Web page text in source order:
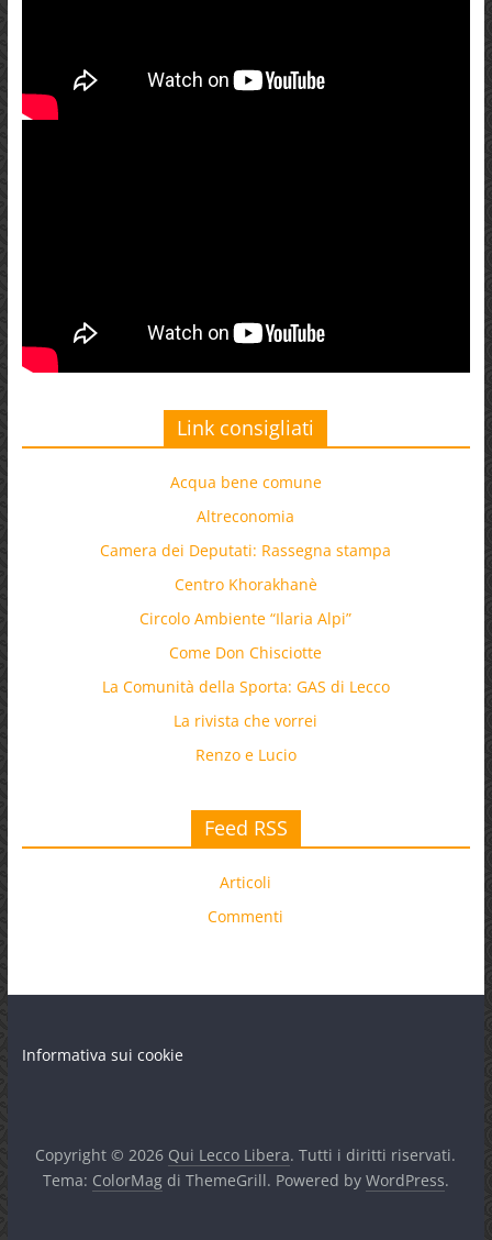
Link consigliati
Acqua bene comune
Altreconomia
Camera dei Deputati: Rassegna stampa
Centro Khorakhanè
Circolo Ambiente “Ilaria Alpi”
Come Don Chisciotte
La Comunità della Sporta: GAS di Lecco
La rivista che vorrei
Renzo e Lucio
Feed RSS
Articoli
Commenti
Informativa sui cookie
Copyright © 2026 Qui Lecco Libera. Tutti i diritti riservati.
Tema: ColorMagdi ThemeGrill. Powered by WordPress.